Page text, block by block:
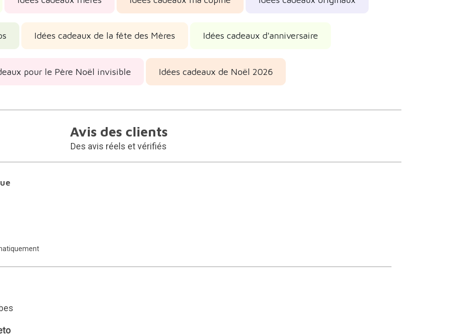
Idées cadeaux de la fête des Mères Idées cadeaux d'anniversaire
pour le Père Noël invisible Idées cadeaux de Noël 2026
Avis des clients
Des avis réels et vérifiés